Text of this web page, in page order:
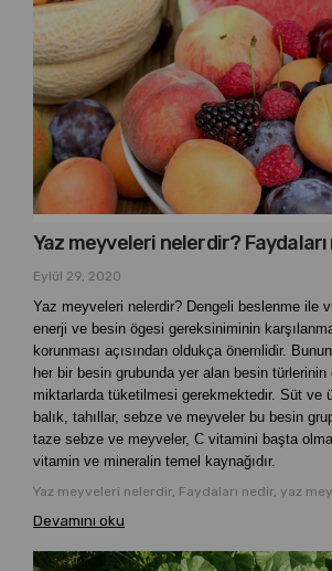
Yaz meyveleri nelerdir?
Eylül 29, 2020
Yaz meyveleri nelerdir? Dengeli beslenme ile
enerji ve besin ögesi gereksiniminin
korunması açısından oldukça önemlidir.
her bir besin grubunda yer alan besin
miktarlarda tüketilmesi gerekmektedir. Süt ve
balık, tahıllar, sebze ve meyveler bu besin
taze sebze ve meyveler, C vitamini başta
vitamin ve mineralin temel kaynağıdır.
Yaz meyveleri nelerdir, Faydaları nedir, yaz
Devamını oku